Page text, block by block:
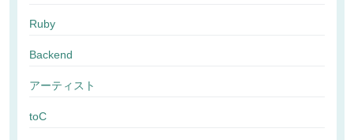
Ruby
Backend
アーティスト
toC